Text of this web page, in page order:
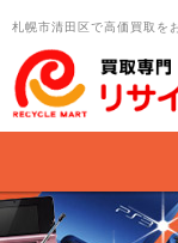
札幌市清田区で高価買取を